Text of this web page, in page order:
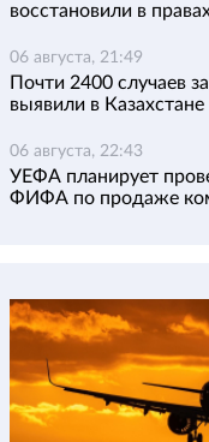
восстановили в
06 августа, 21:49
Почти 2400 случаев
выявили в Казахстане
06 августа, 22:43
УЕФА планирует
ФИФА по продаже